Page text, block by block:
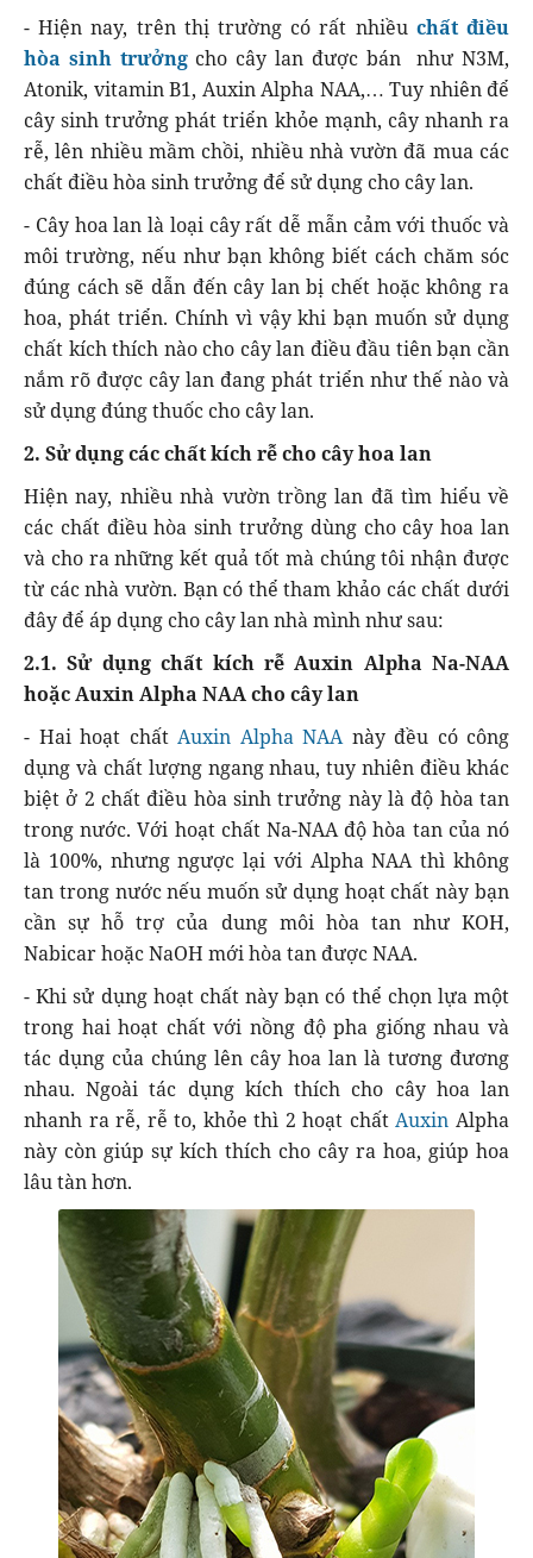
- Hiện nay, trên thị trường có rất nhiều chất điều
hòa sinh trưởngcho cây lan được bán như N3M,
Atonik, vitamin B1, Auxin Alpha NAA,… Tuy nhiên để
cây sinh trưởng phát triển khỏe mạnh, cây nhanh ra
rễ, lên nhiều mầm chồi, nhiều nhà vườn đã mua các
chất điều hòa sinh trưởng để sử dụng cho cây lan.
- Cây hoa lan là loại cây rất dễ mẫn cảm với thuốc và
môi trường, nếu như bạn không biết cách chăm sóc
đúng cách sẽ dẫn đến cây lan bị chết hoặc không ra
hoa, phát triển. Chính vì vậy khi bạn muốn sử dụng
chất kích thích nào cho cây lan điều đầu tiên bạn cần
nắm rõ được cây lan đang phát triển như thế nào và
sử dụng đúng thuốc cho cây lan.
2. Sử dụng các chất kích rễ cho cây hoa lan
Hiện nay, nhiều nhà vườn trồng lan đã tìm hiểu về
các chất điều hòa sinh trưởng dùng cho cây hoa lan
và cho ra những kết quả tốt mà chúng tôi nhận được
từ các nhà vườn. Bạn có thể tham khảo các chất dưới
đây để áp dụng cho cây lan nhà mình như sau:
2.1. Sử dụng chất kích rễ Auxin Alpha Na-NAA
hoặc Auxin Alpha NAA cho cây lan
- Hai hoạt chất Auxin Alpha NAAnày đều có công
dụng và chất lượng ngang nhau, tuy nhiên điều khác
biệt ở 2 chất điều hòa sinh trưởng này là độ hòa tan
trong nước. Với hoạt chất Na-NAA độ hòa tan của nó
là 100%, nhưng ngược lại với Alpha NAA thì không
tan trong nước nếu muốn sử dụng hoạt chất này bạn
cần sự hỗ trợ của dung môi hòa tan như KOH,
Nabicar hoặc NaOH mới hòa tan được NAA.
- Khi sử dụng hoạt chất này bạn có thể chọn lựa một
trong hai hoạt chất với nồng độ pha giống nhau và
tác dụng của chúng lên cây hoa lan là tương đương
nhau. Ngoài tác dụng kích thích cho cây hoa lan
nhanh ra rễ, rễ to, khỏe thì 2 hoạt chấtAuxin Alpha
này còn giúp sự kích thích cho cây ra hoa, giúp hoa
lâu tàn hơn.